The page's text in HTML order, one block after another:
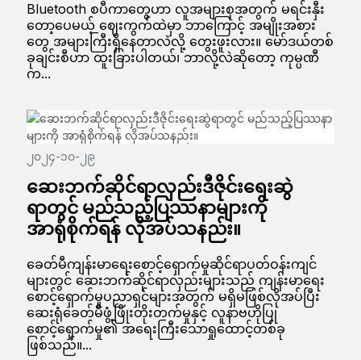
Bluetooth စပီကာတွေဟာ လူအများစုအတွက် မရင်းနှီး
တော့ပေမယ့် ဈေးကွက်ထဲမှာ ဘာကြောင့် အမျိုးအစား
တွေ အများကြီးရှိနေတာလဲလို့ တွေးဖူးလား။ မော်ဒယ်တစ်
ခုချင်းစီဟာ ထူးခြားပါတယ်၊ ဘာလို့လဲဆိုတော့ ကုမ္ပဏီ
က...
၂၀၂၄-၁၀-၂၉
ဆေးဘက်ဆိုင်ရာလှည်းဒီဇိုင်းရေးဆွဲ
ရာတွင် မည်သည့်ပြဿနာများကို
အာရုံစိုက်ရန် လိုအပ်သနည်း။
ခေတ်မီကျန်းမာရေးစောင့်ရှောက်မှုဆိုင်ရာပတ်ဝန်းကျင်
များတွင် ဆေးဘက်ဆိုင်ရာလှည်းများသည် ကျန်းမာရေး
စောင့်ရှောက်မှုပညာရှင်များအတွက် မရှိမဖြစ်လိုအပ်ပြီး
ဆေးရုံခေတ်မီဖွံ့ဖြိုးတိုးတက်မှုနှင့် လူနာဗဟိုပြု
စောင့်ရှောက်မှု၏ အရေးကြီးသောရှုထောင့်တစ်ခု
ဖြစ်သည်။...